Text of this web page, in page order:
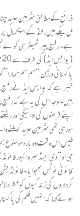
ذرائع کے مطابق شرمین عبید
مل چکے ہیں، فنڈ کے استعمال
ہے۔ رفیع پیر تھیٹر ہی کو لے
پاکستانی ورژن “سم سم
خبر ہے کہ یو ایس ایڈنے
ہیں۔ وجہ اس کی یہ ہے کہ رفیع
اپنے قرضوں کی ادائیگی اور
ہورہی تھی شرمین عبید کو
فیس اس وقت دوبارہ موضوع
جی او “دی ایسڈ سروائیور
قانونی نوٹس بھجوایا۔
کرداروں کی زندگیوں کو خطرہ
ہوئے کہا کہ انہیں فلم کی